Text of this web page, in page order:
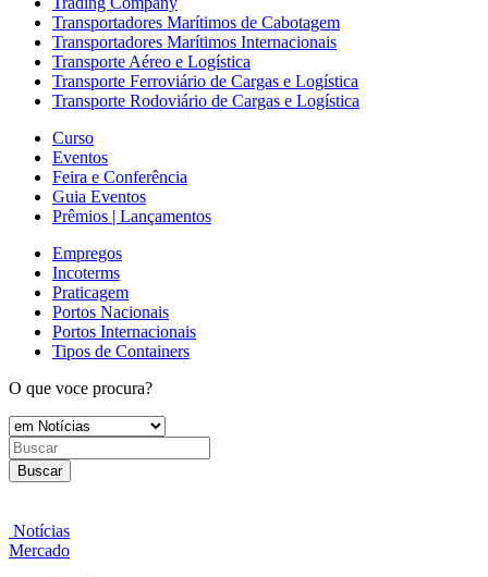
Transportadores Marítimos de Cabotagem
Transportadores Marítimos Internacionais
Transporte Aéreo e Logística
Transporte Ferroviário de Cargas e Logística
Transporte Rodoviário de Cargas e Logística
Curso
Eventos
Feira e Conferência
Guia Eventos
Prêmios | Lançamentos
Empregos
Incoterms
Praticagem
Portos Nacionais
Portos Internacionais
Tipos de Containers
O que voce procura?
Buscar
Notícias
Mercado